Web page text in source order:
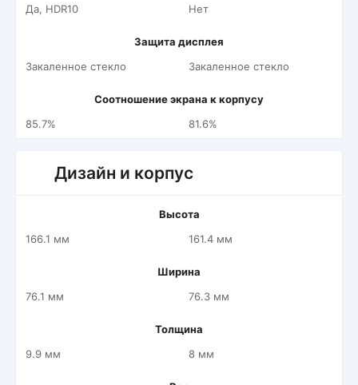
Да, HDR10
Нет
Защита дисплея
Закаленное стекло
Закаленное стекло
Соотношение экрана к корпусу
85.7%
81.6%
Дизайн и корпус
Высота
166.1 мм
161.4 мм
Ширина
76.1 мм
76.3 мм
Толщина
9.9 мм
8 мм